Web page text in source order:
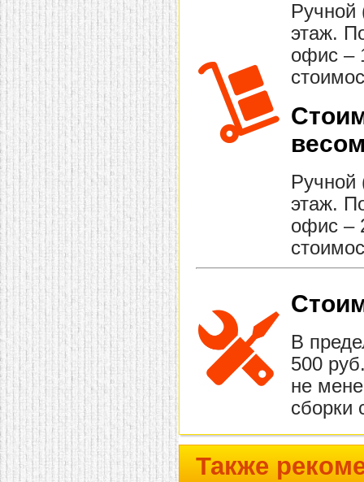
Ручной
этаж.
офис –
Ручной
этаж.
офис –
В
500
не
сборки
Также